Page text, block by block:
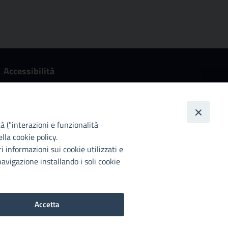
Accessibilità
2016/2102 del Parlamento euopeo e del Consiglio.
Dichiarazione di accessibilità
("interazioni e funzionalità
cookie policy.
informazioni sui cookie utilizzati e
installando i soli cookie
Accetta